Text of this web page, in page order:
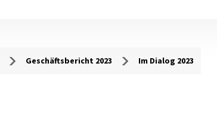
Geschäftsbericht 2023 Im Dialog 2023